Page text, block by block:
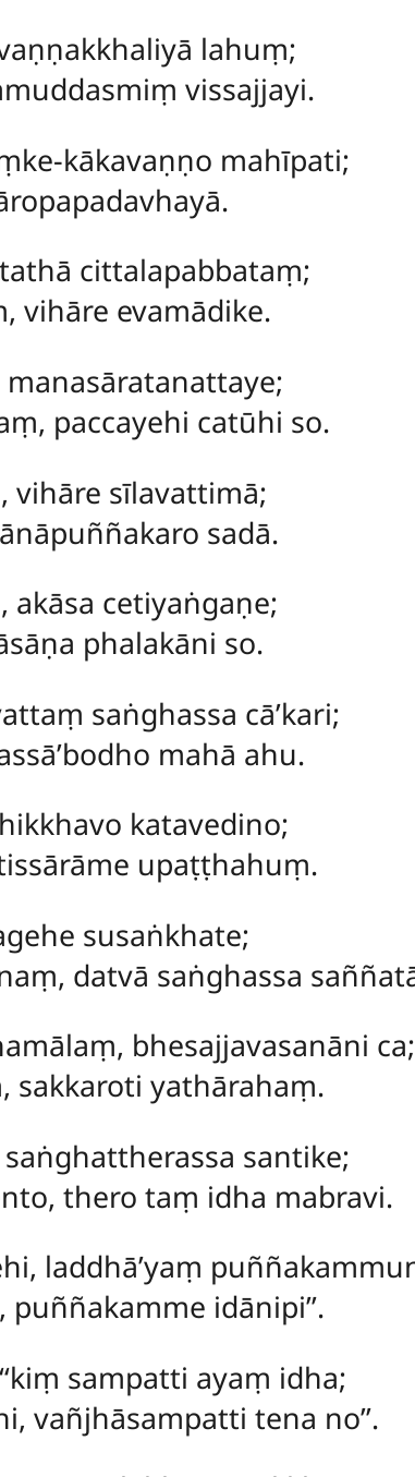
lahuṃ;
vissajjayi.
kākavaṇṇo mahīpati;
cittalapabbataṃ;
vihāre evamādike.
paccayehi catūhi so.
vihāre sīlavattimā;
sadā.
cetiyaṅgaṇe;
phalakāni so.
saṅghassa cā’kari;
mahā ahu.
katavedino;
upaṭṭhahuṃ.
susaṅkhate;
datvā saṅghassa
bhesajjavasanāni ca;
sakkaroti yathārahaṃ.
santike;
thero taṃ idha mabravi.
laddhā’yaṃ
idānipi’’.
sampatti ayaṃ idha;
vañjhāsampatti tena no’’.